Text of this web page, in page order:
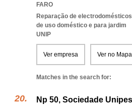
FARO
Reparação de
de uso doméstico e para jardim
UNIP
Ver empresa Ver no Mapa
Matches in the search for:
Np 50, Sociedade